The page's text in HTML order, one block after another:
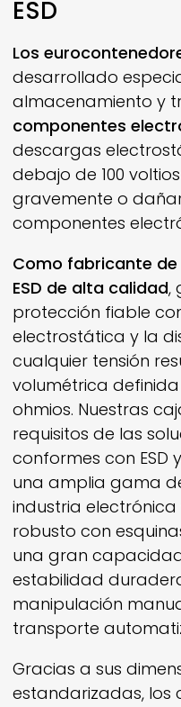
ESD
Los
desarrollado
almacenamiento y
componentes
descargas
debajo de 100
gravemente o
componentes
Como fabricante
ESD de alta calidad,
protección fiable
electrostática y la
cualquier tensión
volumétrica definida
ohmios. Nuestras
requisitos de las
conformes con
una amplia gama
industria electrónica
robusto con
una gran
estabilidad
manipulación
transporte
Gracias a sus
estandarizadas, los